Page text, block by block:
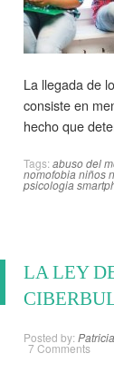
La llegada de
consiste en
hecho que
Tags: abuso del
nomofobia niños
psicologia
LA LEY
Posted by:
7 Comments